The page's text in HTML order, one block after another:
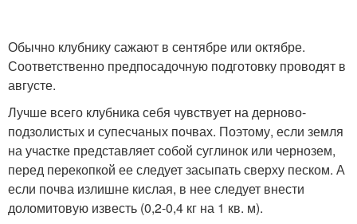
Обычно клубнику сажают в сентябре или октябре.
Соответственно предпосадочную подготовку проводят в
августе.
Лучше всего клубника себя чувствует на дерново-
подзолистых и супесчаных почвах. Поэтому, если земля
на участке представляет собой суглинок или чернозем,
перед перекопкой ее следует засыпать сверху песком. А
если почва излишне кислая, в нее следует внести
доломитовую известь (0,2-0,4 кг на 1 кв. м).